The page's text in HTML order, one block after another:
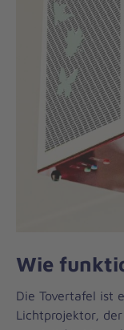
Wie
Die Tovertafel ist
Lichtprojektor,